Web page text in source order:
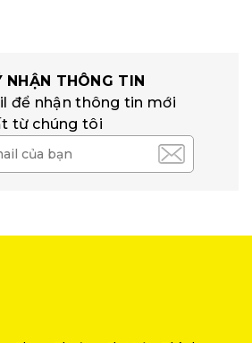
NHẬN THÔNG TIN
để nhận thông tin mới
từ chúng tôi